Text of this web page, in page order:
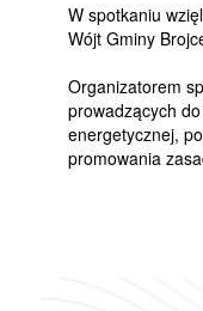
W spotkaniu
Wójt Gminy
Organizatorem
prowadzących
energetycznej,
promowania